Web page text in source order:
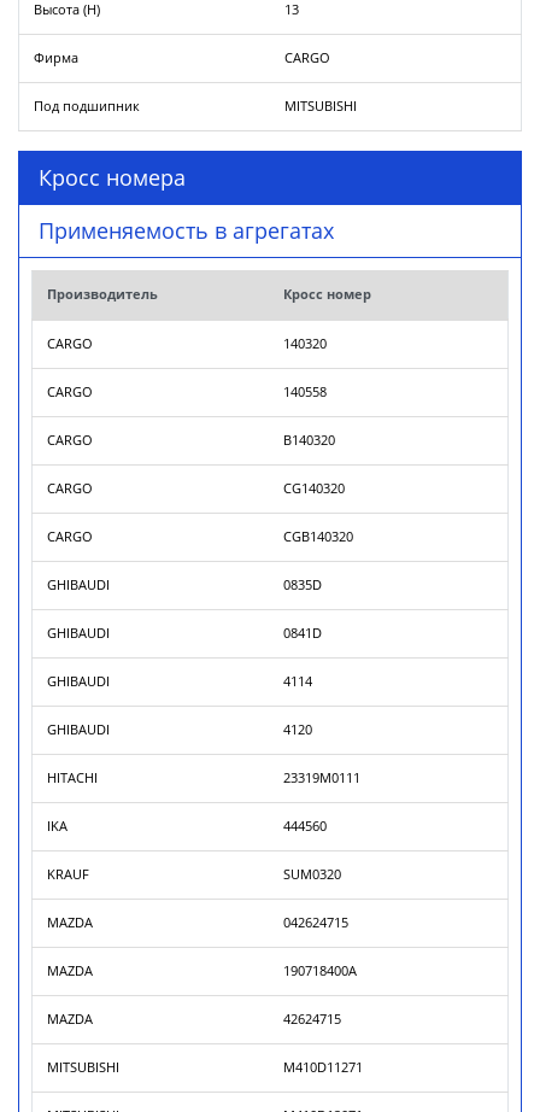
Высота (H) 13
Фирма CARGO
Под подшипник MITSUBISHI
Кросс номера
Применяемость в агрегатах
Производитель Кросс номер
CARGO 140320
CARGO 140558
CARGO B140320
CARGO CG140320
CARGO CGB140320
GHIBAUDI 0835D
GHIBAUDI 0841D
GHIBAUDI 4114
GHIBAUDI 4120
HITACHI 23319M0111
IKA 444560
KRAUF SUM0320
MAZDA 042624715
MAZDA 190718400A
MAZDA 42624715
MITSUBISHI M410D11271